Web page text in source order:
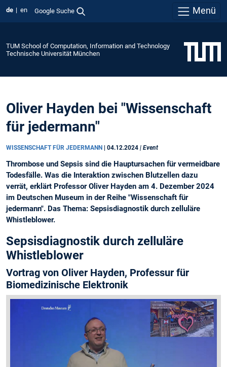
de en Google Suche Menü
TUM School of Computation, Information and Technology
Technische Universität München
Oliver Hayden bei "Wissenschaft
für jedermann"
WISSENSCHAFT FÜR JEDERMANN 04.12.2024 | Event
Thrombose und Sepsis sind die Hauptursachen für vermeidbare
Todesfälle. Was die Interaktion zwischen Blutzellen dazu
verrät, erklärt Professor Oliver Hayden am 4. Dezember 2024
im Deutschen Museum in der Reihe "Wissenschaft für
jedermann". Das Thema: Sepsisdiagnostik durch zelluläre
Whistleblower.
Sepsisdiagnostik durch zelluläre
Whistleblower
Vortrag von Oliver Hayden, Professur für
Biomedizinische Elektronik